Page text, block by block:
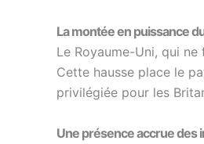
La montée en puissance
Le Royaume-Uni, qui
Cette hausse place le
privilégiée pour les
Une présence accrue des